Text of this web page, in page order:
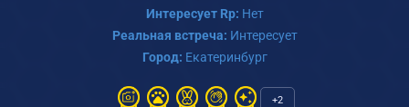
Интересует Rp: Нет
Реальная встреча: Интересует
Город: Екатеринбург
+2